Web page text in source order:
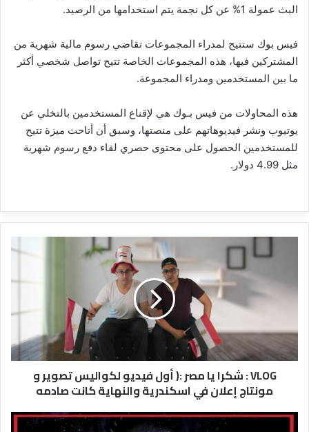
البث عمولة 1% عن كل نجمة يتم استخدامها من الرصيد.
فيس بوك ستتيح لمدراء المجموعات تقاضي رسوم مالية شهرية من
المشتركين فيها، هذه المجموعات الخاصة تتيح تواصل شخصي أكثر
ما بين المستخدمين ومدراء المجموعة.
هذه المحاولات من فيس بـوك هي لإقناع المستخدمين بالتخلي عن
يوتيوب ونشر فيديوهاتهم على منصتها، وسبق أن أتاحت ميزة تتيح
للمستخدمين الحصول على محتوى حصري لقاء دفع رسوم شهرية
مثل 4.99 دولار.
(
أول
فيديو
لكواليس
مونتاج
VLOG : شكرا يا مصر :( أول فيديو لكواليس تصوير و
مونتاج إعلان في اسكندرية والنهاية كانت صادمه
الحقيقة